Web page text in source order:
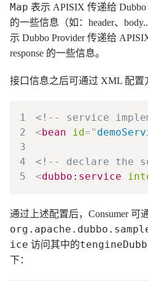
Map 表示 APISIX 传递给 Dubbo
的一些信息（如：header、
示 Dubbo Provider 传递给
response 的一些信息。
接口信息之后可通过 XML 配置
1
<!-- service
2
<bean id="
3
4
<!-- declare the
5
<dubbo: service
通过上述配置后，Consumer 可
ice 访问其中的
下：